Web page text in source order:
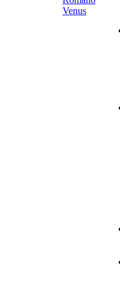
Venus